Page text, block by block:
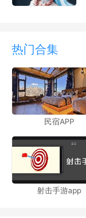
热门合集
民宿APP
射击手游app